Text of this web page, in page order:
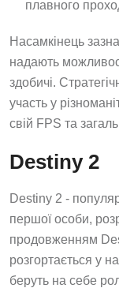
плавного
Насамкінець
надають
здобичі.
участь у
свій FPS та
Destiny 2
Destiny 2 -
першої особи,
продовженням
розгортається у
беруть на себе